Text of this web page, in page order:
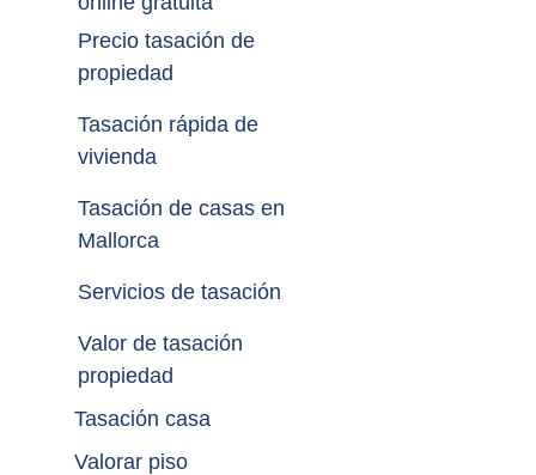
Precio tasación de
propiedad
Tasación rápida de
vivienda
Tasación de casas en
Mallorca
Servicios de tasación
Valor de tasación
propiedad
Tasación casa
Valorar piso